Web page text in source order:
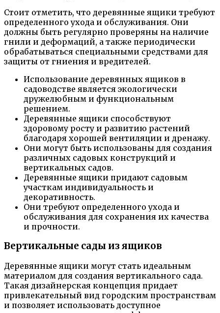
Стоит отметить, что деревянные ящики требуют
определенного ухода и обслуживания. Они
должны быть регулярно проверяны на наличие
гнили и деформаций, а также периодически
обрабатываться специальными средствами для
защиты от гниения и вредителей.
Использование деревянных ящиков в
садоводстве является экологически
дружелюбным и функциональным
решением.
Деревянные ящики способствуют
здоровому росту и развитию растений
благодаря хорошей вентиляции и дренажу.
Они могут быть использованы для создания
различных садовых конструкций и
вертикальных садов.
Деревянные ящики придают садовым
участкам индивидуальность и
декоративность.
Они требуют определенного ухода и
обслуживания для сохранения их качества
и прочности.
Вертикальные сады из ящиков
Деревянные ящики могут стать идеальным
материалом для создания вертикального сада.
Такая дизайнерская концепция придает
привлекательный вид городским пространствам
и позволяет использовать доступное